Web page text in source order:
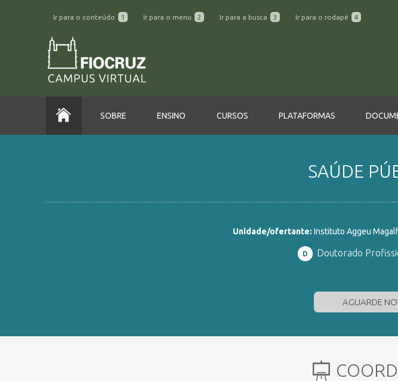
Ir para o conteúdo 1 Ir para o menu 2 Ir para a busca 3 Ir para o rodapé 4
SOBRE ENSINO CURSOS PLATAFORMAS
SAÚDE
Unidade/ofertante: Instituto Aggeu
D Doutorado
AGUARDE